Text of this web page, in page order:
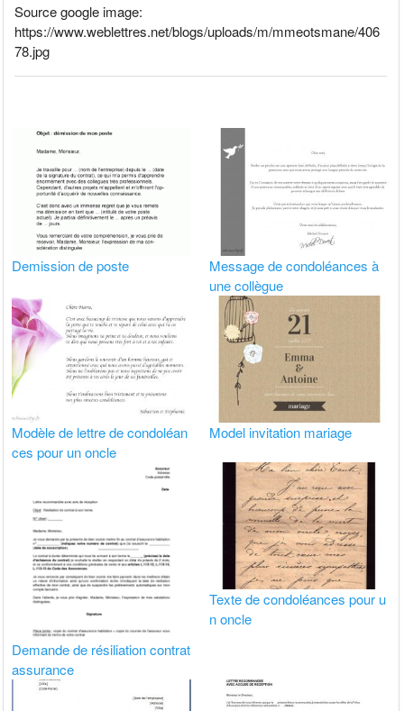
Source google image:
https://www.weblettres.net/blogs/uploads/m/mmeotsmane/406
78.jpg
Demission de poste
Message de condoléances à
une collègue
Modèle de lettre de condoléan
ces pour un oncle
Model invitation mariage
Demande de résiliation contrat
assurance
Texte de condoléances pour u
n oncle